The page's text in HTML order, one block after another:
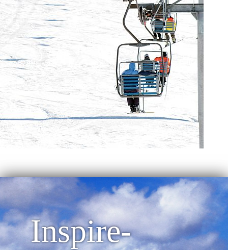
Inspire-